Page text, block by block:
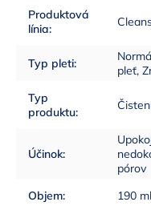
Produktová
línia:
Typ pleti:
pleť,
Typ
produktu:
Účinok:
pórov
Objem: 190 ml